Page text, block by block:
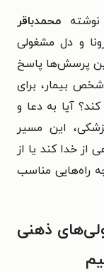
نوشته محمدباقر
و دل مشغولی
پرسش‌ها پاسخ
بیمار، برای
آیا به دعا و
این مسیر
از خدا کند یا از
راه‌هایی مناسب
ذهنی